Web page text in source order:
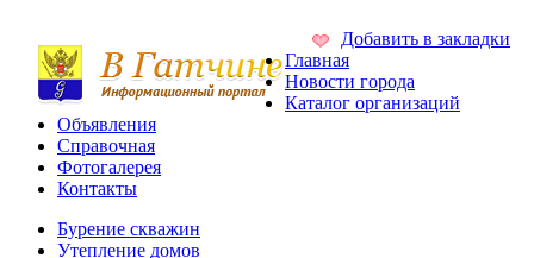
Добавить в закладки
Главная
Новости города
Каталог организаций
Объявления
Справочная
Фотогалерея
Контакты
Бурение скважин
Утепление домов